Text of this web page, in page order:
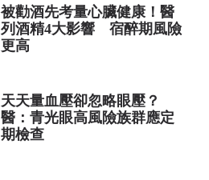
被勸酒先考量心臟健康！醫
列酒精4大影響 宿醉期風險
更高
天天量血壓卻忽略眼壓？
醫：青光眼高風險族群應定
期檢查